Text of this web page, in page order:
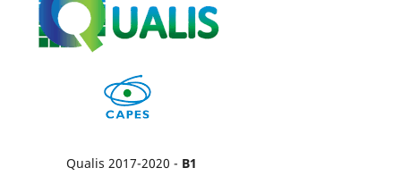
Qualis 2017-2020 - B1